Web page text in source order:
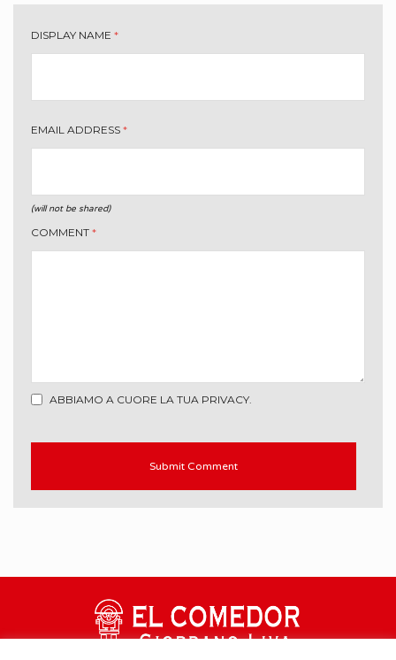
DISPLAY NAME *
EMAIL ADDRESS *
(will not be shared)
COMMENT *
ABBIAMO A CUORE LA TUA PRIVACY.